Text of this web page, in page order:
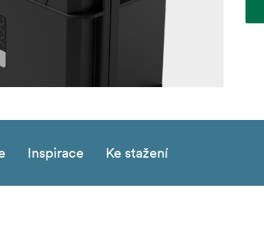
Inspirace Ke stažení